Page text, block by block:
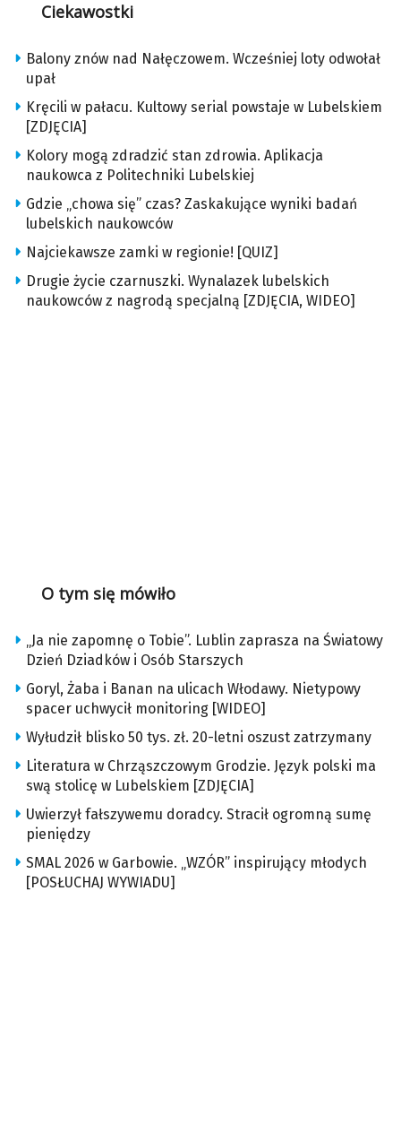
Ciekawostki
Balony znów nad Nałęczowem. Wcześniej loty odwołał
upał
Kręcili w pałacu. Kultowy serial powstaje w Lubelskiem
[ZDJĘCIA]
Kolory mogą zdradzić stan zdrowia. Aplikacja
naukowca z Politechniki Lubelskiej
Gdzie „chowa się” czas? Zaskakujące wyniki badań
lubelskich naukowców
Najciekawsze zamki w regionie! [QUIZ]
Drugie życie czarnuszki. Wynalazek lubelskich
naukowców z nagrodą specjalną [ZDJĘCIA, WIDEO]
O tym się mówiło
„Ja nie zapomnę o Tobie”. Lublin zaprasza na Światowy
Dzień Dziadków i Osób Starszych
Goryl, Żaba i Banan na ulicach Włodawy. Nietypowy
spacer uchwycił monitoring [WIDEO]
Wyłudził blisko 50 tys. zł. 20-letni oszust zatrzymany
Literatura w Chrząszczowym Grodzie. Język polski ma
swą stolicę w Lubelskiem [ZDJĘCIA]
Uwierzył fałszywemu doradcy. Stracił ogromną sumę
pieniędzy
SMAL 2026 w Garbowie. „WZÓR” inspirujący młodych
[POSŁUCHAJ WYWIADU]